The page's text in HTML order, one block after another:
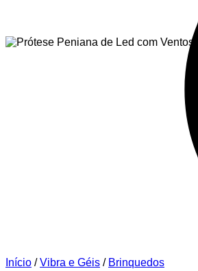
Início / Vibra e Géis / Brinquedos